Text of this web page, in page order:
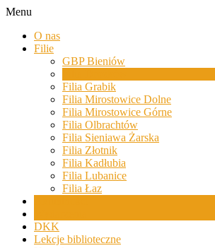
Skip
content
Gminy
mieszczący
Powiecie
Żarskim.
Menu
O nas
Filie
GBP Bieniów
Filia Grabik
Filia Mirostowice Dolne
Filia Mirostowice Górne
Filia Olbrachtów
Filia Sieniawa Żarska
Filia Złotnik
Filia Kadłubia
Filia Lubanice
Filia Łaz
DKK
Lekcje biblioteczne